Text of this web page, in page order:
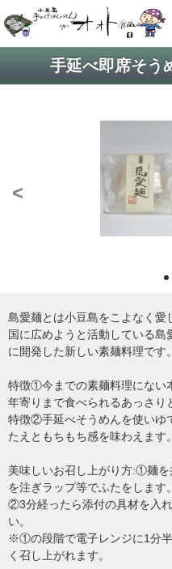
手延べ即席そう
<
島愛麺とは小豆島をこよなく愛
国に広めようと活動している
に開発した新しい素麺料理です。
特徴①今までの素麺料理にない
年寄りまで食べられるあっさり
特徴②手延べそうめんを使いゆ
たえともちもち感を味わえます。
美味しいお召し上がり方:①麺
を注ぎラップ等でふたをします。
②3分経ったら添付の具材を入
い。
※①の段階で電子レンジに1分
く召し上がれます。